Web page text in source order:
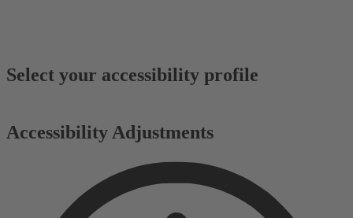
Accessibility Adjustments
Select your accessibility profile